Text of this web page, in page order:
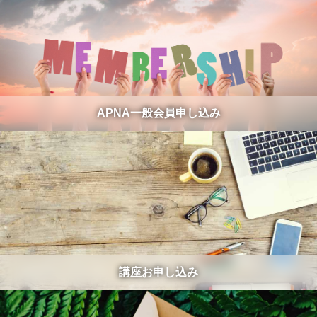
APNA一般会員申し込み
講座お申し込み